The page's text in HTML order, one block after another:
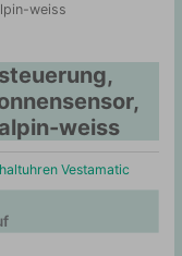
weiss
weiss
Vestamatic